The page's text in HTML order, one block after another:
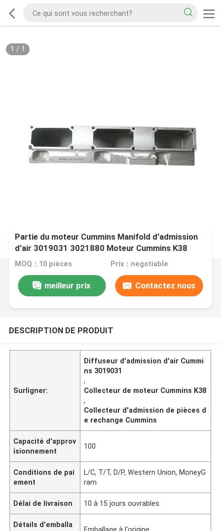
1 / 1
Partie du moteur Cummins Manifold d'admission
d'air 3019031 3021880 Moteur Cummins K38
MOQ：10 pièces Prix：negotiable
meilleur prix Contactez nous
DESCRIPTION DE PRODUIT
Surligner:
Diffuseur d'admission d'air Cummi
ns 3019031
,
Collecteur de moteur Cummins K38
,
Collecteur d'admission de pièces d
e rechange Cummins
Capacité d'approv
isionnement
100
Conditions de pai
ement
L/C, T/T, D/P, Western Union, MoneyG
ram
Délai de livraison 10 à 15 jours ouvrables
Détails d'emballa
Emballage à l'origine